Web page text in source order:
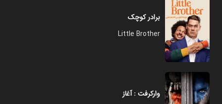
برادر کوچک
Little Brother
وارکرفت : آغاز